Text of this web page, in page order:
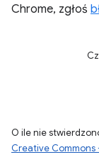
Chrome, zgłoś
O ile nie
Creative